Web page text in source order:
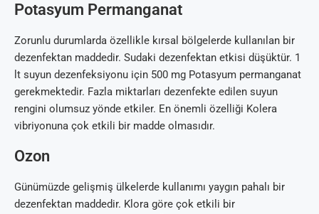
Potasyum Permanganat
Zorunlu durumlarda özellikle kırsal bölgelerde kullanılan bir
dezenfektan maddedir. Sudaki dezenfektan etkisi düşüktür. 1
lt suyun dezenfeksiyonu için 500 mg Potasyum permanganat
gerekmektedir. Fazla miktarları dezenfekte edilen suyun
rengini olumsuz yönde etkiler. En önemli özelliği Kolera
vibriyonuna çok etkili bir madde olmasıdır.
Ozon
Günümüzde gelişmiş ülkelerde kullanımı yaygın pahalı bir
dezenfektan maddedir. Klora göre çok etkili bir